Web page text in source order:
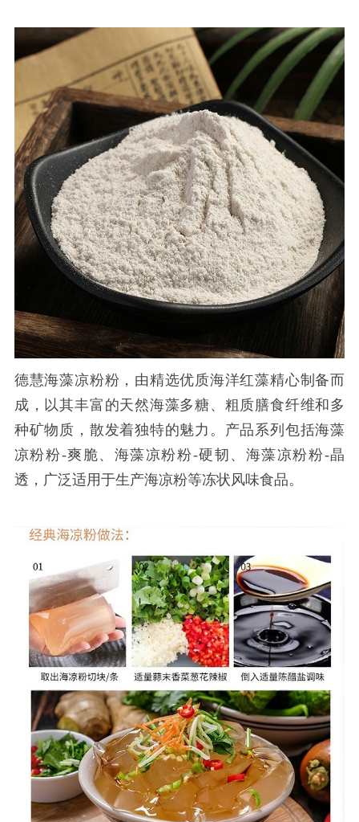
德慧海藻凉粉粉，由精选优质海洋红藻精心制备而
成，以其丰富的天然海藻多糖、粗质膳食纤维和多
种矿物质，散发着独特的魅力。产品系列包括海藻
凉粉粉-爽脆、海藻凉粉粉-硬韧、海藻凉粉粉-晶
透，广泛适用于生产海凉粉等冻状风味食品。